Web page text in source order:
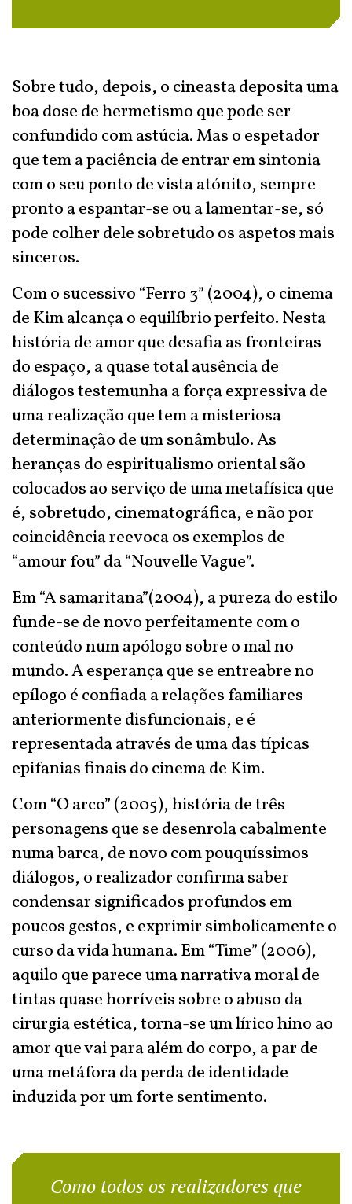
Sobre tudo, depois, o cineasta deposita uma
boa dose de hermetismo que pode ser
confundido com astúcia. Mas o espetador
que tem a paciência de entrar em sintonia
com o seu ponto de vista atónito, sempre
pronto a espantar-se ou a lamentar-se, só
pode colher dele sobretudo os aspetos mais
sinceros.
Com o sucessivo “Ferro 3” (2004), o cinema
de Kim alcança o equilíbrio perfeito. Nesta
história de amor que desafia as fronteiras
do espaço, a quase total ausência de
diálogos testemunha a força expressiva de
uma realização que tem a misteriosa
determinação de um sonâmbulo. As
heranças do espiritualismo oriental são
colocados ao serviço de uma metafísica que
é, sobretudo, cinematográfica, e não por
coincidência reevoca os exemplos de
“amour fou” da “Nouvelle Vague”.
Em “A samaritana”(2004), a pureza do estilo
funde-se de novo perfeitamente com o
conteúdo num apólogo sobre o mal no
mundo. A esperança que se entreabre no
epílogo é confiada a relações familiares
anteriormente disfuncionais, e é
representada através de uma das típicas
epifanias finais do cinema de Kim.
Com “O arco” (2005), história de três
personagens que se desenrola cabalmente
numa barca, de novo com pouquíssimos
diálogos, o realizador confirma saber
condensar significados profundos em
poucos gestos, e exprimir simbolicamente o
curso da vida humana. Em “Time” (2006),
aquilo que parece uma narrativa moral de
tintas quase horríveis sobre o abuso da
cirurgia estética, torna-se um lírico hino ao
amor que vai para além do corpo, a par de
uma metáfora da perda de identidade
induzida por um forte sentimento.
Como todos os realizadores que